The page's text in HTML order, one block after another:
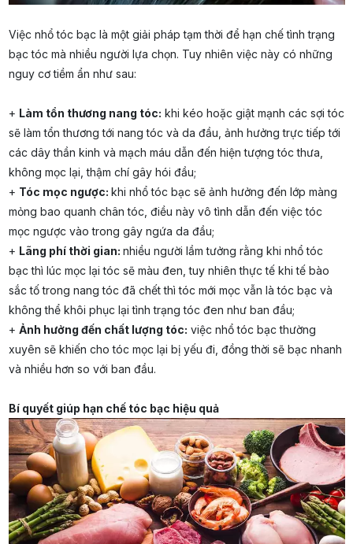
Việc nhổ tóc bạc là một giải pháp tạm thời để hạn chế tình trạng
bạc tóc mà nhiều người lựa chọn. Tuy nhiên việc này có những
nguy cơ tiềm ẩn như sau:
+ Làm tổn thương nang tóc: khi kéo hoặc giật mạnh các sợi tóc
sẽ làm tổn thương tới nang tóc và da đầu, ảnh hưởng trực tiếp tới
các dây thần kinh và mạch máu dẫn đến hiện tượng tóc thưa,
không mọc lại, thậm chí gây hói đầu;
+ Tóc mọc ngược: khi nhổ tóc bạc sẽ ảnh hưởng đến lớp màng
mỏng bao quanh chân tóc, điều này vô tình dẫn đến việc tóc
mọc ngược vào trong gây ngứa da đầu;
+ Lãng phí thời gian: nhiều người lầm tưởng rằng khi nhổ tóc
bạc thì lúc mọc lại tóc sẽ màu đen, tuy nhiên thực tế khi tế bào
sắc tố trong nang tóc đã chết thì tóc mới mọc vẫn là tóc bạc và
không thể khôi phục lại tình trạng tóc đen như ban đầu;
+ Ảnh hưởng đến chất lượng tóc: việc nhổ tóc bạc thường
xuyên sẽ khiến cho tóc mọc lại bị yếu đi, đồng thời sẽ bạc nhanh
và nhiều hơn so với ban đầu.
Bí quyết giúp hạn chế tóc bạc hiệu quả